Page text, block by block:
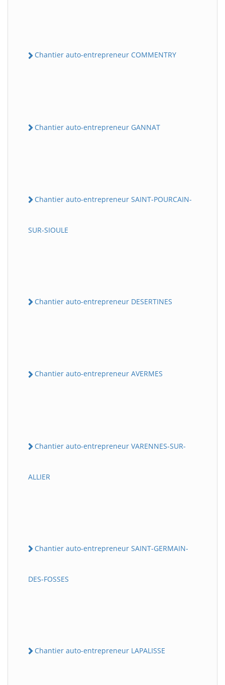
Chantier auto-entrepreneur COMMENTRY
Chantier auto-entrepreneur GANNAT
Chantier auto-entrepreneur SAINT-POURCAIN-
SUR-SIOULE
Chantier auto-entrepreneur DESERTINES
Chantier auto-entrepreneur AVERMES
Chantier auto-entrepreneur VARENNES-SUR-
ALLIER
Chantier auto-entrepreneur SAINT-GERMAIN-
DES-FOSSES
Chantier auto-entrepreneur LAPALISSE